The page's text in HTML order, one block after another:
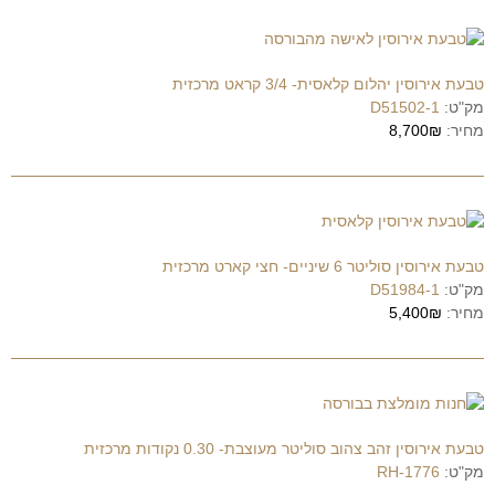
טבעת אירוסין יהלום קלאסית- 3/4 קראט מרכזית
מק"ט: D51502-1
מחיר: 8,700₪
טבעת אירוסין סוליטר 6 שיניים- חצי קארט מרכזית
מק"ט: D51984-1
מחיר: 5,400₪
טבעת אירוסין זהב צהוב סוליטר מעוצבת- 0.30 נקודות מרכזית
מק"ט: RH-1776